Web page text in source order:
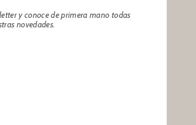
y conoce de primera mano todas
novedades.